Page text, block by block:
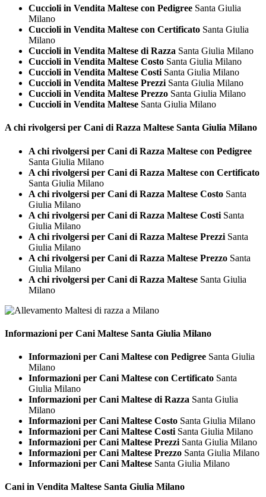
Cuccioli in Vendita Maltese con Pedigree Santa Giulia
Milano
Cuccioli in Vendita Maltese con Certificato Santa Giulia
Milano
Cuccioli in Vendita Maltese di Razza Santa Giulia Milano
Cuccioli in Vendita Maltese Costo Santa Giulia Milano
Cuccioli in Vendita Maltese Costi Santa Giulia Milano
Cuccioli in Vendita Maltese Prezzi Santa Giulia Milano
Cuccioli in Vendita Maltese Prezzo Santa Giulia Milano
Cuccioli in Vendita Maltese Santa Giulia Milano
A chi rivolgersi per Cani di Razza Maltese Santa Giulia Milano
A chi rivolgersi per Cani di Razza Maltese con Pedigree
Santa Giulia Milano
A chi rivolgersi per Cani di Razza Maltese con Certificato
Santa Giulia Milano
A chi rivolgersi per Cani di Razza Maltese Costo Santa
Giulia Milano
A chi rivolgersi per Cani di Razza Maltese Costi Santa
Giulia Milano
A chi rivolgersi per Cani di Razza Maltese Prezzi Santa
Giulia Milano
A chi rivolgersi per Cani di Razza Maltese Prezzo Santa
Giulia Milano
A chi rivolgersi per Cani di Razza Maltese Santa Giulia
Milano
Informazioni per Cani Maltese Santa Giulia Milano
Informazioni per Cani Maltese con Pedigree Santa Giulia
Milano
Informazioni per Cani Maltese con Certificato Santa
Giulia Milano
Informazioni per Cani Maltese di Razza Santa Giulia
Milano
Informazioni per Cani Maltese Costo Santa Giulia Milano
Informazioni per Cani Maltese Costi Santa Giulia Milano
Informazioni per Cani Maltese Prezzi Santa Giulia Milano
Informazioni per Cani Maltese Prezzo Santa Giulia Milano
Informazioni per Cani Maltese Santa Giulia Milano
Cani in Vendita Maltese Santa Giulia Milano